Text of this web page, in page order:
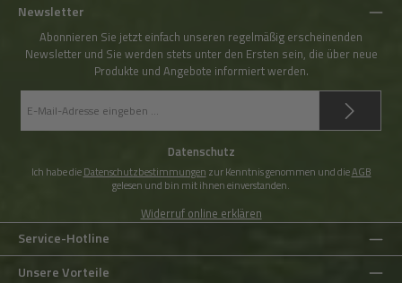
Newsletter
Abonnieren Sie jetzt einfach unseren regelmäßig erscheinenden
Newsletter und Sie werden stets unter den Ersten sein, die über neue
Produkte und Angebote informiert werden.
Mail-
Datenschutz
Ich habe dieDatenschutzbestimmungen zur Kenntnis genommen und dieAGB
gelesen und bin mit ihnen einverstanden.
Widerruf online erklären
Service-Hotline
Unsere Vorteile